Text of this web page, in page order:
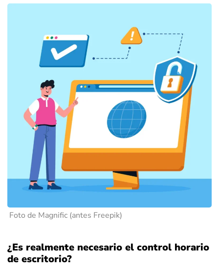
Foto de Magnific (antes Freepik)
¿Es realmente necesario el control horario
de escritorio?